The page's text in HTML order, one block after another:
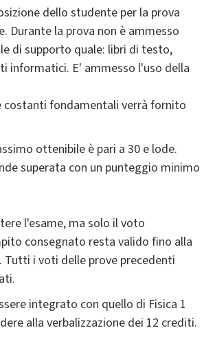
dello studente per la prova
Durante la prova non è ammesso
di supporto quale: libri di testo,
informatici. E' ammesso l'uso della
costanti fondamentali verrà fornito
ottenibile è pari a 30 e lode.
superata con un punteggio minimo
l'esame, ma solo il voto
consegnato resta valido fino alla
Tutti i voti delle prove precedenti
integrato con quello di Fisica 1
alla verbalizzazione dei 12 crediti.